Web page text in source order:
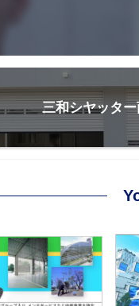
三和シヤッタ